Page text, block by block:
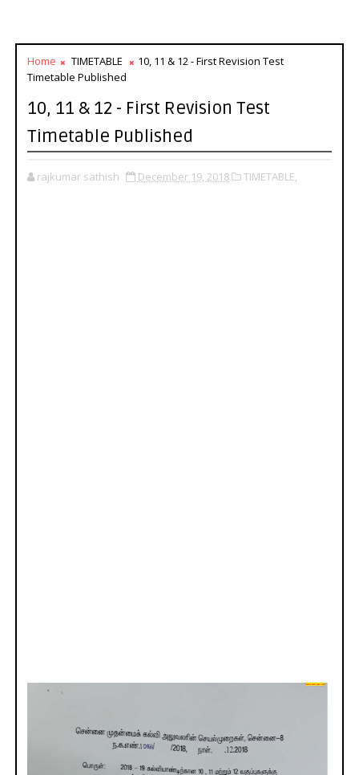
Home TIMETABLE
10, 11 & 12 - First Revision Test
Timetable Published
10, 11 & 12 - First Revision Test
Timetable Published
rajkumar sathish December 19, 2018 TIMETABLE,